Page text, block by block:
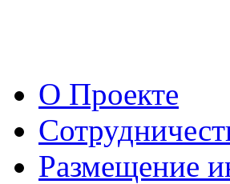
О Проекте
Размещение